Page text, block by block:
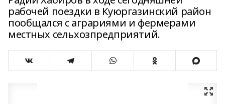
рабочей поездки в Куюргазинский район
пообщался с аграриями и фермерами
местных сельхозпредприятий.